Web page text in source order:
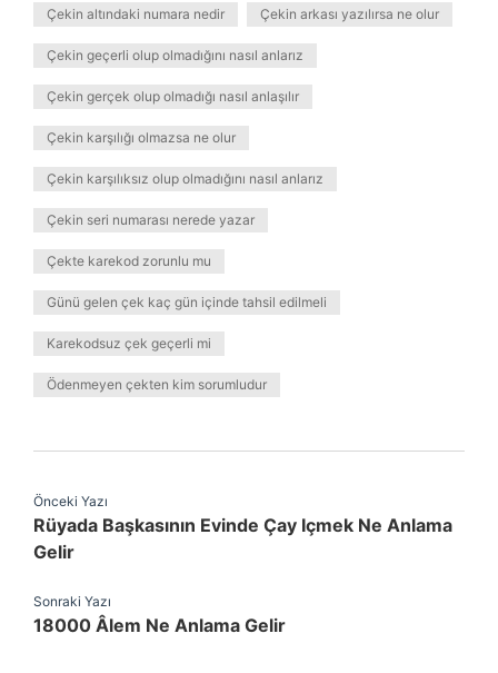
Çekin altındaki numara nedir Çekin arkası yazılırsa ne olur
Çekin geçerli olup olmadığını nasıl anlarız
Çekin gerçek olup olmadığı nasıl anlaşılır
Çekin karşılığı olmazsa ne olur
Çekin karşılıksız olup olmadığını nasıl anlarız
Çekin seri numarası nerede yazar
Çekte karekod zorunlu mu
Günü gelen çek kaç gün içinde tahsil edilmeli
Karekodsuz çek geçerli mi
Ödenmeyen çekten kim sorumludur
Önceki Yazı
Rüyada Başkasının Evinde Çay Içmek Ne Anlama
Gelir
Sonraki Yazı
18000 Âlem Ne Anlama Gelir